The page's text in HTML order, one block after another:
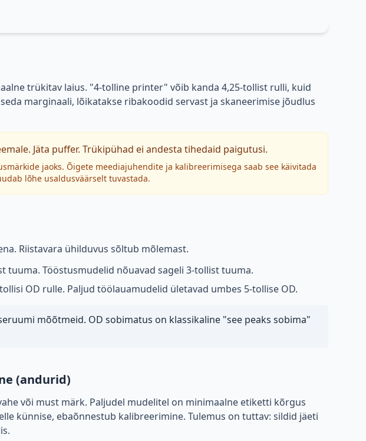
trükitav laius. "4-tolline printer" võib kanda 4,25-tollist rulli, kuid
marginaali, lõikatakse ribakoodid servast ja skaneerimise jõudlus
Jäta puffer. Trükipühad ei andesta tihedaid paigutusi.
jaoks. Õigete meediajuhendite ja kalibreerimisega saab see käivitada
lõhe usaldusväärselt tuvastada.
Riistavara ühilduvus sõltub mõlemast.
tuuma. Tööstusmudelid nõuavad sageli 3-tollist tuuma.
OD rulle. Paljud töölauamudelid ületavad umbes 5-tollise OD.
mõõtmeid. OD sobimatus on klassikaline "see peaks sobima"
(andurid)
või must märk. Paljudel mudelitel on minimaalne etiketti kõrgus
künnise, ebaõnnestub kalibreerimine. Tulemus on tuttav: sildid jäeti